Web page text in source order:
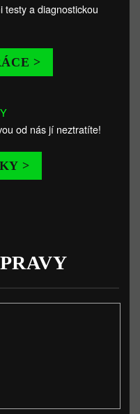
testy a diagnostickou
>
od nás jí neztratíte!
>